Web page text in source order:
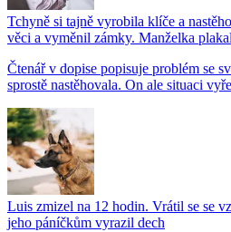
Tchyně si tajně vyrobila klíče a
věci a vyměnil zámky. Manželka
Čtenář v dopise popisuje problém se
sprostě nastěhovala. On ale situaci
Luis zmizel na 12 hodin. Vrátil se se
jeho páníčkům vyrazil dech